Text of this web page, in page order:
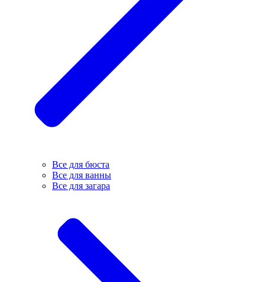
Все для бюста
Все для ванны
Все для загара